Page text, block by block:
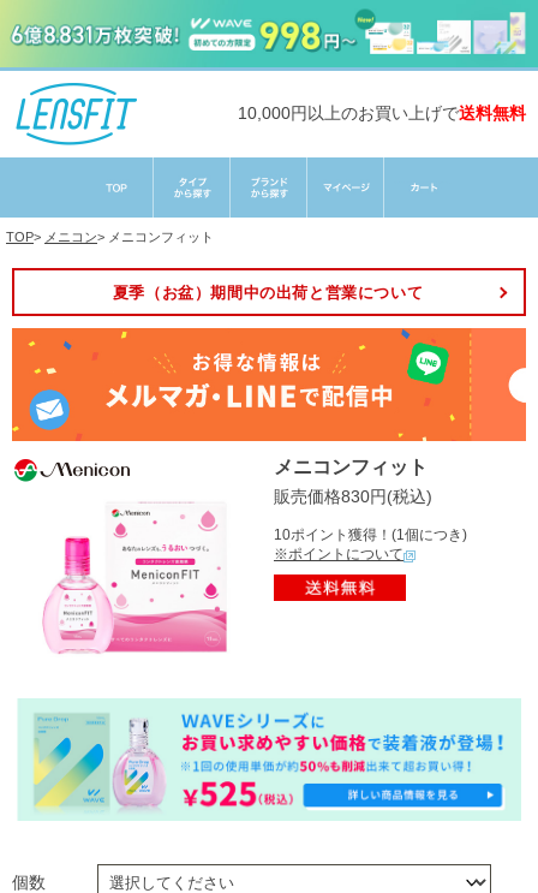
10,000円以上のお買い上げで送料無料
TOP> メニコン> メニコンフィット
夏季（お盆）期間中の出荷と営業について
メニコンフィット
販売価格830円(税込)
10ポイント獲得！(1個につき)
※ポイントについて
個数